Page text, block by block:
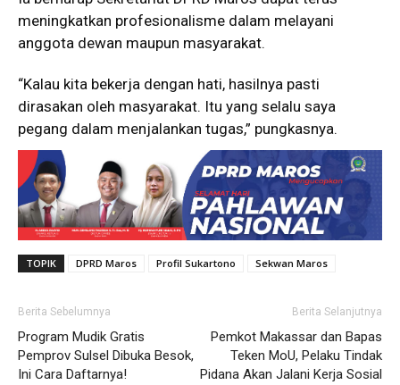
meningkatkan profesionalisme dalam melayani
anggota dewan maupun masyarakat.
“Kalau kita bekerja dengan hati, hasilnya pasti
dirasakan oleh masyarakat. Itu yang selalu saya
pegang dalam menjalankan tugas,” pungkasnya.
TOPIK DPRD Maros Profil Sukartono Sekwan Maros
Berita Sebelumnya
Program Mudik Gratis
Pemprov Sulsel Dibuka Besok,
Ini Cara Daftarnya!
Berita Selanjutnya
Pemkot Makassar dan Bapas
Teken MoU, Pelaku Tindak
Pidana Akan Jalani Kerja Sosial